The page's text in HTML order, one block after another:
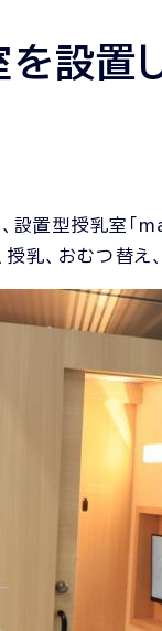
設置
置型授乳室「
乳、おむつ替え